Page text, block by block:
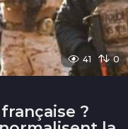
41 0
?